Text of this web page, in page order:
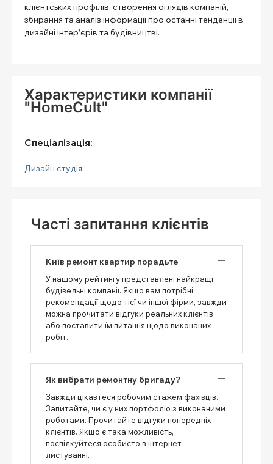
клієнтських профілів, створення оглядів компаній,
збирання та аналіз інформації про останні тенденції в
дизайні інтер’єрів та будівництві.
Характеристики компанії
"HomeCult"
Спеціалізація:
Дизайн студія
Часті запитання клієнтів
Київ ремонт квартир порадьте
У нашому рейтингу представлені найкращі
будівельні компанії. Якщо вам потрібні
рекомендації щодо тієї чи іншої фірми, завжди
можна прочитати відгуки реальних клієнтів
або поставити їм питання щодо виконаних
робіт.
Як вибрати ремонтну бригаду?
Завжди цікавтеся робочим стажем фахівців.
Запитайте, чи є у них портфоліо з виконаними
роботами. Прочитайте відгуки попередніх
клієнтів. Якщо є така можливість,
поспілкуйтеся особисто в інтернет-
листуванні.